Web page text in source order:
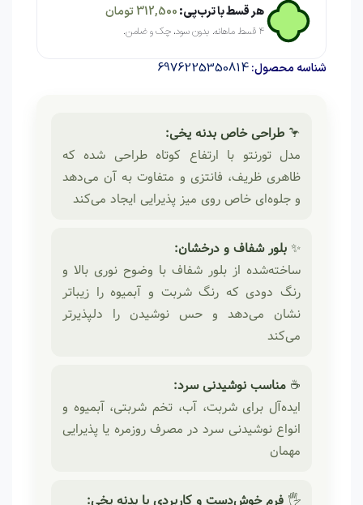
هر قسط با ترب‌پی:312,500تومان
۴ قسط ماهانه. بدون سود، چک و ضامن.
شناسه محصول:6976225350814
🦩 طراحی خاص بدنه یخی:
مدل تورنتو با ارتفاع کوتاه طراحی شده که
ظاهری ظریف، فانتزی و متفاوت به آن می‌دهد
و جلوه‌ای خاص روی میز پذیرایی ایجاد می‌کند
✨ بلور شفاف و درخشان:
ساخته‌شده از بلور شفاف با وضوح نوری بالا و
رنگ دودی که رنگ شربت و آبمیوه را زیباتر
نشان می‌دهد و حس نوشیدن را دلپذیرتر
می‌کند
☕ مناسب نوشیدنی سرد:
ایده‌آل برای شربت، آب، تخم شربتی، آبمیوه و
انواع نوشیدنی سرد در مصرف روزمره یا پذیرایی
مهمان
🖐 فرم خوش‌دست و کاربردی با بدنه یخی: